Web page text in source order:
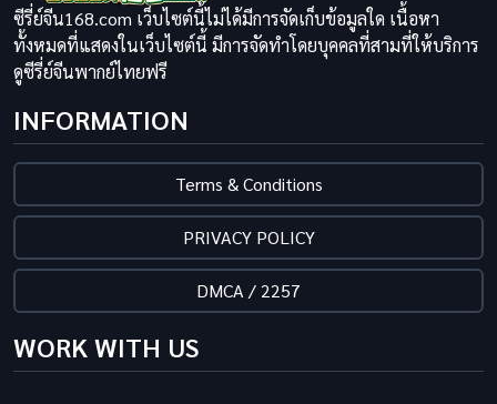
ซีรี่ย์จีน168.com เว็บไซต์นี้ไม่ได้มีการจัดเก็บข้อมูลใด เนื้อหา
ทั้งหมดที่แสดงในเว็บไซต์นี้ มีการจัดทำโดยบุคคลที่สามที่ให้บริการ
ดูซีรี่ย์จีนพากย์ไทยฟรี
INFORMATION
Terms & Conditions
PRIVACY POLICY
DMCA / 2257
WORK WITH US